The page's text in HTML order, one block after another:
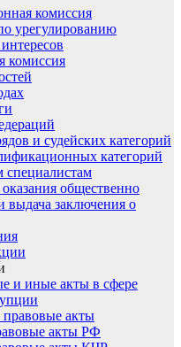
комиссия
урегулированию
комиссия
и судейских категорий
категорий
общественно
выдача заключения о
и иные акты в сфере
акты
акты РФ